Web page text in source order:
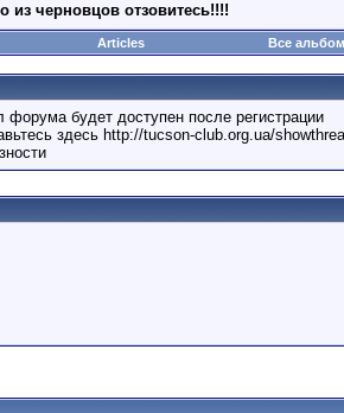
из черновцов отзовитесь!!!!
Articles Все
будет доступен после регистрации
здесь http://tucson-club.org.ua/